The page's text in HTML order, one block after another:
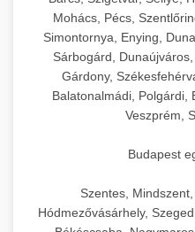
hőmérséklet-
chef-
Professzionális
kereskedelmi
Energiahatékony
chef-
💧 26. Ipari
Kereskedelmi
forgalmú éttermi
ciklusok
🧀 27. Ipari
Ipari sajtreszelők és
méretek
🍳 28.
Mohács, Pécs,
Simontornya, Enying,
Sárbogárd,
Gárdony,
Balatonalmádi, Polgárdi,
Veszprém,
Budapest
Szentes,
Hódmezővásárhely,